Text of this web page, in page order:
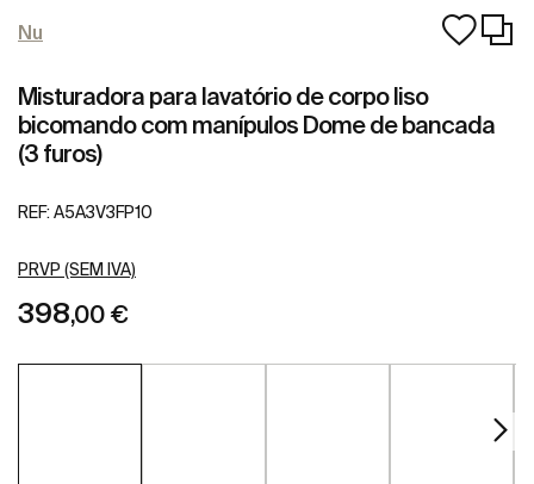
Nu
Misturadora para lavatório de corpo liso
bicomando com manípulos Dome de bancada
(3 furos)
REF: A5A3V3FP10
PRVP (SEM IVA)
398,00 €